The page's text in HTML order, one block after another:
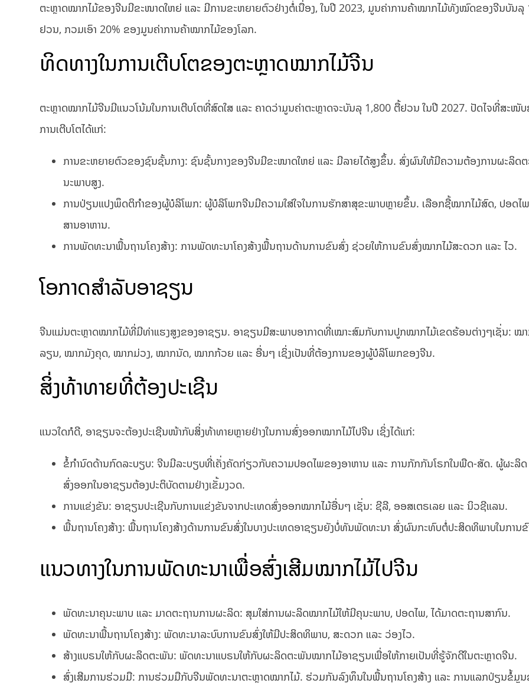
ຕະຫຼາດ​ໝາກ​ໄມ້​ຂອງ​ຈີນ​ມີ​ຂະໜາດ​ໃຫຍ່ ​ແລະ​ ມີການຂະຫຍາຍຕົວ​ຢ່າງ​ຕໍ່​ເນື່ອງ, ​ໃນ​ປີ 2023, ມູນ​ຄ່າ​ການ​ຄ້າ​ໝາກ​ໄມ້​ທັງ​ໝົດ​ຂອງ​ຈີນ​ບັນລຸ
ຢວນ, ກວມ​ເອົາ 20% ຂອງ​ມູນ​ຄ່າ​ການ​ຄ້າ​ໝາກ​ໄມ້​ຂອງ​ໂລກ.
ທິດທາງໃນການເຕີບໂຕຂອງຕະຫຼາດໝາກໄມ້ຈີນ
ຕະຫຼາດ​ໝາກ​ໄມ້​ຈີນ​ມີ​ແນວໂນ້ມໃນການເຕີບ​ໂຕ​ທີ່​ສົດ​ໃສ ແລະ ຄາດ​ວ່າ​ມູນ​ຄ່າ​ຕະຫຼາດ​ຈະ​ບັນລຸ 1,800 ຕື້​ຢວນ ​ໃນ​ປີ 2027. ​ປັດ​ໄຈ​ທີ່​ສະໜັ
ການ​ເຕີບ​ໂຕ​ໄດ້ແກ່:
ການ​ຂະ​ຫຍາຍ​ຕົວ​ຂອງ​ຊົນ​ຊັ້ນ​ກາງ​: ຊົນ​ຊັ້ນ​ກາງ​ຂອງ​ຈີນ​ມີ​ຂະ​ໜາດ​ໃຫຍ່ ​ແລະ ​ມີ​ລາຍ​ໄດ້​ສູງ​ຂຶ້ນ​. ສົ່ງຜົນໃຫ້ມີຄວາມຕ້ອງການຜະລິດ
ນະພາບສູງ.
ການ​ປ່ຽນ​ແປງ​ພຶດ​ຕິ​ກຳ​ຂອງ​ຜູ້​ບໍ​ລິ​ໂພກ: ຜູ້​ບໍ​ລິ​ໂພກ​ຈີນ​ມີ​ຄວາມໃສ່ໃຈໃນການ​ຮັກ​ສາ​ສຸ​ຂະ​ພາບ​ຫຼາຍ​ຂຶ້ນ. ເລືອກຊື້ໝາກໄມ້ສົດ, ປອດໄ
ສານອາຫານ.
ການພັດທະນາພື້ນຖານໂຄງສ້າງ: ການພັດທະນາໂຄງສ້າງພື້ນຖານດ້ານການຂົນສົ່ງ ຊ່ວຍໃຫ້ການຂົນສົ່ງໝາກໄມ້ສະດວກ ແລະ ໄວ.
ໂອກາດສຳລັບອາຊຽນ
ຈີນ​ແມ່ນ​ຕະຫຼາດ​ໝາກ​ໄມ້​ທີ່​ມີ​ທ່າ​ແຮງ​ສູງ​ຂອງ​ອາ​ຊຽນ. ອາຊຽນມີສະພາບອາກາດທີ່ເໝາະສົມກັບການປູກໝາກໄມ້ເຂດຮ້ອນຕ່າງໆເຊັ່ນ: ໝ
ລຽນ, ໝາກມັງຄຸດ, ໝາກມ່ວງ, ໝາກນັດ, ໝາກກ້ວຍ ແລະ ອື່ນໆ ເຊິ່ງເປັນທີ່ຕ້ອງການຂອງຜູ້ບໍລິໂພກຂອງຈີນ.
ສິ່ງທ້າທາຍທີ່ຕ້ອງປະເຊີນ
​ແນວ​ໃດ​ກໍ​ດີ, ອາ​ຊຽນຈະຕ້ອງ​ປະ​ເຊີນ​ໜ້າ​ກັບ​ສິ່ງ​ທ້າ​ທາຍ​ຫຼາຍ​ຢ່າງ​ໃນ​ການ​ສົ່ງ​ອອກ​ໝາກ​ໄມ້​ໄປ​ຈີນ ເຊິ່ງໄດ້ແກ່:
ຂໍ້​ກໍາ​ນົດດ້ານກົດ​ລະ​ບຽບ​​: ຈີນ​ມີ​ລະ​ບຽບ​ທີ່​ເຄັ່ງ​ຄັດ​ກ່ຽວ​ກັບ​ຄວາມ​ປອດ​ໄພ​ຂອງ​ອາ​ຫານ ​ແລະ​ ການ​ກັກ​ກັນໂຣກໃນ​ພືດ-​ສັດ​. ຜູ້ຜະລິ
ສົ່ງອອກໃນອາຊຽນຕ້ອງປະຕິບັດຕາມຢ່າງເຂັ້ມງວດ.
ການແຂ່ງຂັນ: ອາຊຽນປະເຊີນກັບການແຂ່ງຂັນຈາກປະເທດສົ່ງອອກໝາກໄມ້ອື່ນໆ ເຊັ່ນ: ຊີລີ, ອອສເຕຣເລຍ ແລະ ນິວຊີແລນ.
ພື້ນຖານໂຄງສ້າງ: ພື້ນຖານໂຄງສ້າງດ້ານການຂົນສົ່ງໃນບາງປະເທດອາຊຽນຍັງບໍ່ທັນພັດທະນາ ສົ່ງຜົນກະທົບຕໍ່ປະສິດທິພາບໃນການ
ແນວທາງໃນການພັດທະນາເພື່ອສົ່ງເສີມໝາກໄມ້ໄປຈີນ
ພັດທະນາຄຸນະພາບ ແລະ ມາດຕະຖານການຜະລິດ: ສຸມໃສ່ການຜະລິດໝາກໄມ້ໃຫ້ມີຄຸນະພາບ, ປອດໄພ, ໄດ້ມາດຕະຖານສາກົນ.
ພັດທະນາພື້ນຖານໂຄງສ້າງ: ພັດທະນາລະບົບການຂົນສົ່ງໃຫ້ມີປະສິດທິພາບ, ສະດວກ ແລະ ວ່ອງໄວ.
ສ້າງ​ແບຣນໃຫ້ກັບຜະ​ລິດ​ຕະ​ພັນ: ພັດ​ທະ​ນາ​ແບຣນໃຫ້ກັບ​ຜະ​ລິດ​ຕະ​ພັນ​ໝາກ​ໄມ້​ອາ​ຊຽນ​ເພື່ອໃຫ້​ກາຍເປັນ​ທີ່​ຮູ້​ຈັກ​ດີ​ໃນ​ຕະ​ຫຼາດ​ຈີນ.
ສົ່ງເສີມ​ການ​ຮ່ວມ​ມື: ການຮ່ວມ​ມື​ກັບ​ຈີນ​ພັດທະນາ​ຕະຫຼາດ​ໝາກ​ໄມ້. ຮ່ວມ​ກັນ​ລົງ​ທຶນ​ໃນ​ພື້ນ​ຖານ​ໂຄງ​ສ້າງ ແລະ ​ການ​ແລກ​ປ່ຽນ​ຂໍ້​ມູນ​